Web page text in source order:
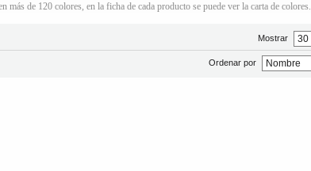
más de 120 colores, en la ficha de cada producto se puede ver la carta de colores.
Mostrar
Ordenar por